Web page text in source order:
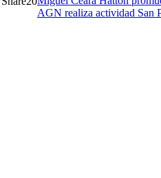
AGN realiza actividad San